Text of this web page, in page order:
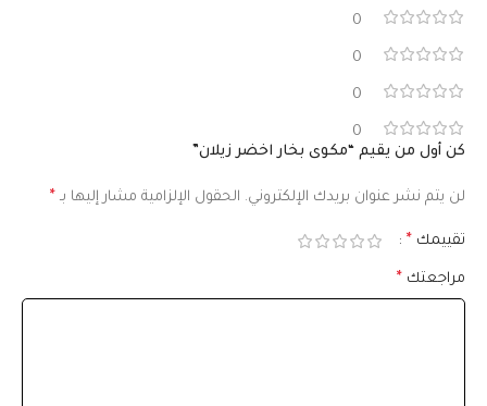
0
0
0
0
كن أول من يقيم “مكوى بخار اخضر زيلان”
لن يتم نشر عنوان بريدك الإلكتروني. الحقول الإلزامية مشار إليها بـ *
تقييمك *
مراجعتك *